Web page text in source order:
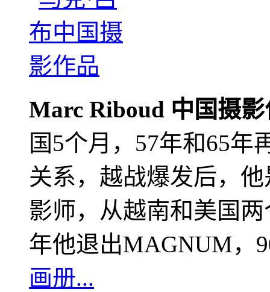
Marc Riboud 中国摄
国5个月，57年和65年
关系，越战爆发后，
影师，从越南和美国
年他退出MAGNUM，
画册...